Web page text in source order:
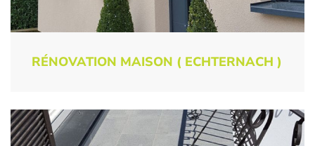
RÉNOVATION MAISON ( ECHTERNACH )